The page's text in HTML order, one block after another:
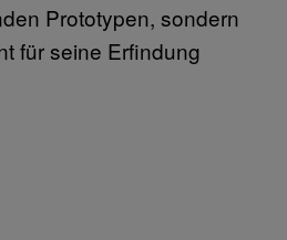
Prototypen, sondern
für seine Erfindung